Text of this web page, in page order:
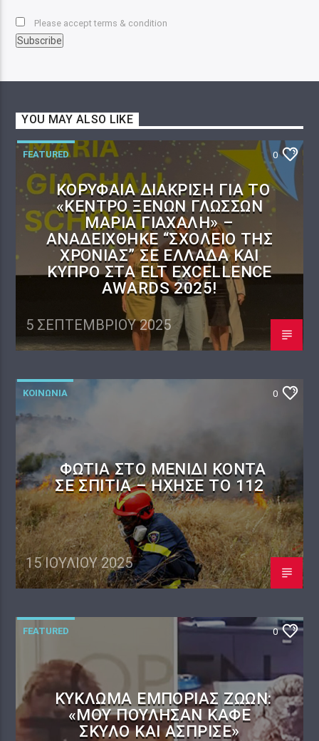
Please accept terms & condition
YOU MAY ALSO LIKE
FEATURED 0
ΚΟΡΥΦΑΊΑ ΔΙΆΚΡΙΣΗ ΓΙΑ ΤΟ
«ΚΈΝΤΡΟ ΞΈΝΩΝ ΓΛΩΣΣΏΝ
ΜΑΡΊΑ ΓΙΑΧΑΛΉ» –
ΑΝΑΔΕΊΧΘΗΚΕ “ΣΧΟΛΕΊΟ ΤΗΣ
ΧΡΟΝΙΆΣ” ΣΕ ΕΛΛΆΔΑ ΚΑΙ
ΚΎΠΡΟ ΣΤΑ ELT EXCELLENCE
AWARDS 2025!
5 ΣΕΠΤΕΜΒΡΊΟΥ 2025
ΚΟΙΝΩΝΙΑ 0
ΦΩΤΙΆ ΣΤΟ ΜΕΝΊΔΙ ΚΟΝΤΆ
ΣΕ ΣΠΊΤΙΑ – ΉΧΗΣΕ ΤΟ 112
15 ΙΟΥΛΊΟΥ 2025
FEATURED 0
KΎΚΛΩΜΑ ΕΜΠΟΡΊΑΣ ΖΏΩΝ:
«ΜΟΥ ΠΟΎΛΗΣΑΝ ΚΑΦΈ
ΣΚΎΛΟ ΚΑΙ ΆΣΠΡΙΣΕ»